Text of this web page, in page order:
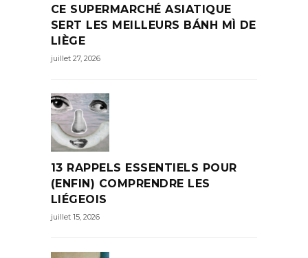
CE SUPERMARCHÉ ASIATIQUE
SERT LES MEILLEURS BÁNH MÌ DE
LIÈGE
juillet 27, 2026
13 RAPPELS ESSENTIELS POUR
(ENFIN) COMPRENDRE LES
LIÉGEOIS
juillet 15, 2026